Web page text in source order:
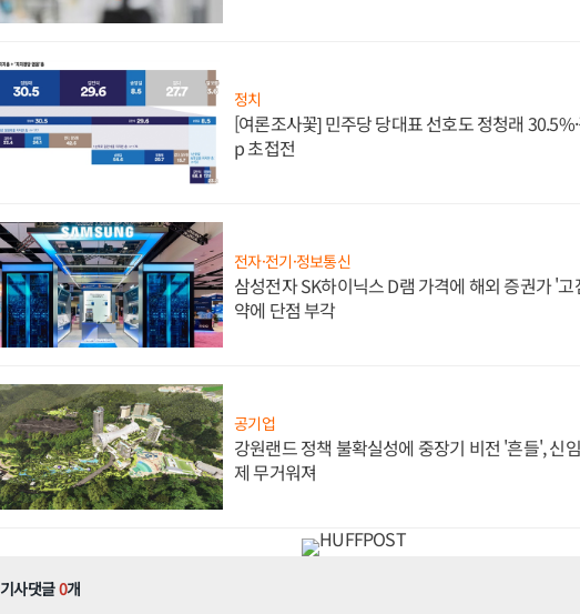
정치
[여론조사꽃] 민주당 당대표 선호도 정청래
p 초접전
전자·전기·정보통신
삼성전자 SK하이닉스 D램 가격에 해외 증권가 '
약에 단점 부각
공기업
강원랜드 정책 불확실성에 중장기 비전 '흔들', 신
제 무거워져
기사댓글0개